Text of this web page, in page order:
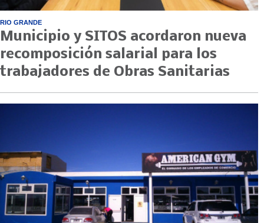
RIO GRANDE
Municipio y SITOS acordaron nueva
recomposición salarial para los
trabajadores de Obras Sanitarias